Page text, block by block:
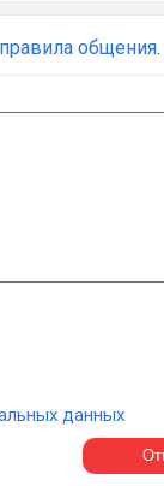
правила общения.
данных